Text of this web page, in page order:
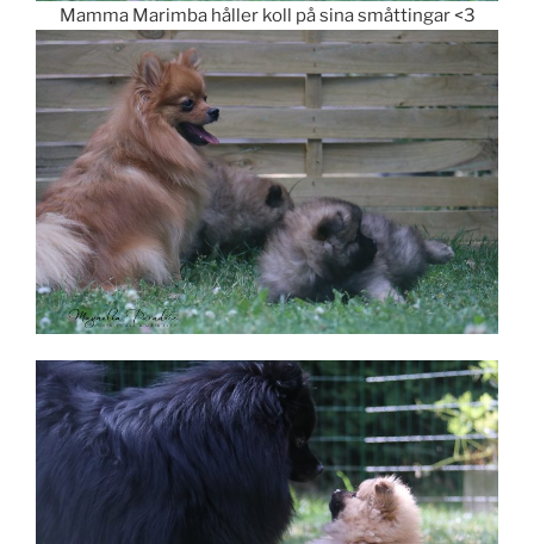
Mamma Marimba håller koll på sina småttingar <3